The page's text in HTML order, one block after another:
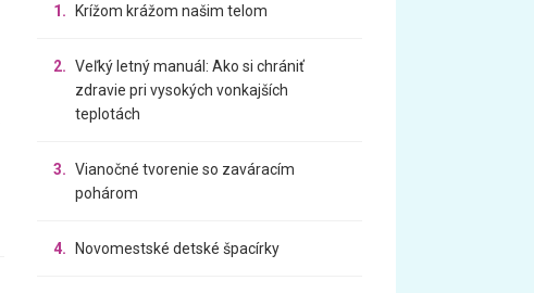
1. Krížom krážom našim telom
2. Veľký letný manuál: Ako si chrániť
zdravie pri vysokých vonkajších
teplotách
3. Vianočné tvorenie so zaváracím
pohárom
4. Novomestské detské špacírky